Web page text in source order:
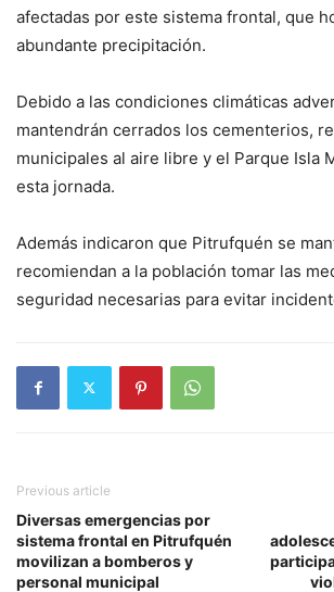
afectadas por este sistema frontal, que
abundante precipitación.
Debido a las condiciones climáticas
mantendrán cerrados los cementerios,
municipales al aire libre y el Parque Isla
esta jornada.
Además indicaron que Pitrufquén se
recomiendan a la población tomar las
seguridad necesarias para evitar
Previous article
Diversas emergencias por
sistema frontal en Pitrufquén
movilizan a bomberos y
personal municipal